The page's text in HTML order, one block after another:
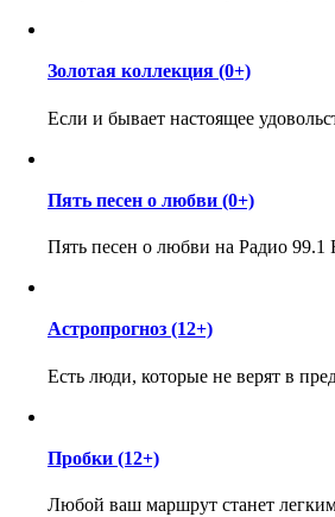
Золотая коллекция (0+)
Если и бывает настоящее
Пять песен о любви (0+)
Пять песен о любви на Радио 99.1
Астропрогноз (12+)
Есть люди, которые не верят в
Пробки (12+)
Любой ваш маршрут станет